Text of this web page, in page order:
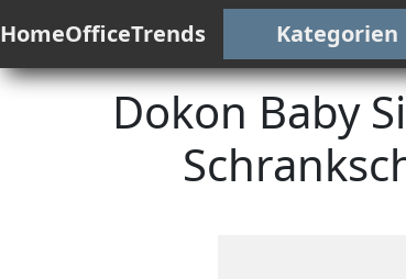
HomeOfficeTrends Kategorien
Dokon Baby